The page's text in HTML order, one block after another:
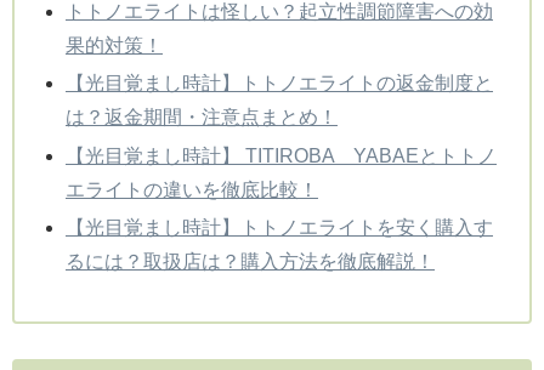
トトノエライトは怪しい？起立性調節障害への効
果的対策！
【光目覚まし時計】トトノエライトの返金制度と
は？返金期間・注意点まとめ！
【光目覚まし時計】 TITIROBA YABAEとトトノ
エライトの違いを徹底比較！
【光目覚まし時計】トトノエライトを安く購入す
るには？取扱店は？購入方法を徹底解説！